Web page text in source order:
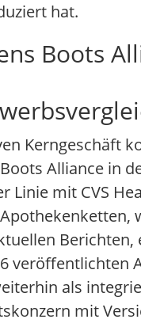
hat.
Boots
Kerngeschäft
Alliance in
Linie mit CVS
Berichten,
veröffentlichten
als
mit